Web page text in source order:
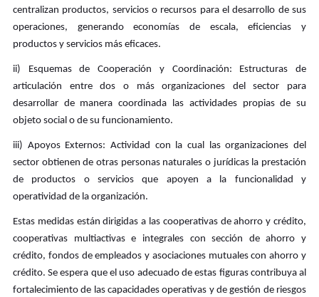
centralizan productos, servicios o recursos para el desarrollo de sus
operaciones, generando economías de escala, eficiencias y
productos y servicios más eficaces.
ii) Esquemas de Cooperación y Coordinación: Estructuras de
articulación entre dos o más organizaciones del sector para
desarrollar de manera coordinada las actividades propias de su
objeto social o de su funcionamiento.
iii) Apoyos Externos: Actividad con la cual las organizaciones del
sector obtienen de otras personas naturales o jurídicas la prestación
de productos o servicios que apoyen a la funcionalidad y
operatividad de la organización.
Estas medidas están dirigidas a las cooperativas de ahorro y crédito,
cooperativas multiactivas e integrales con sección de ahorro y
crédito, fondos de empleados y asociaciones mutuales con ahorro y
crédito. Se espera que el uso adecuado de estas figuras contribuya al
fortalecimiento de las capacidades operativas y de gestión de riesgos